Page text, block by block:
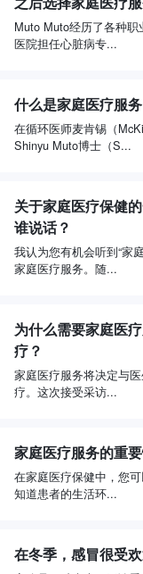
Muto Muto经历了各种
医院担任心脏病专...
什么是家庭医疗服
在循环医师麦肯锡（
Shinyu Muto博士（S...
关于家庭医疗保健
谁说话？
我认为您有机会听到“家
家庭医疗服务。随...
为什么需要家庭医
疗？
家庭医疗服务将决定与
疗。这次接受采访...
家庭医疗服务的重
在家庭医疗保健中，您
知道患者的生活环...
在冬季，感冒很受